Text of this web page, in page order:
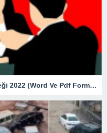
İş Başvuru Ve Bilgi Formu Örneği 2022 (Word Ve Pdf Formatında)